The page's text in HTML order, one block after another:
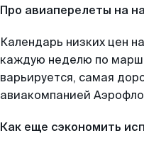
Про авиаперелеты на
Календарь низких цен
каждую неделю по
варьируется, самая
авиакомпанией
Как еще сэкономить